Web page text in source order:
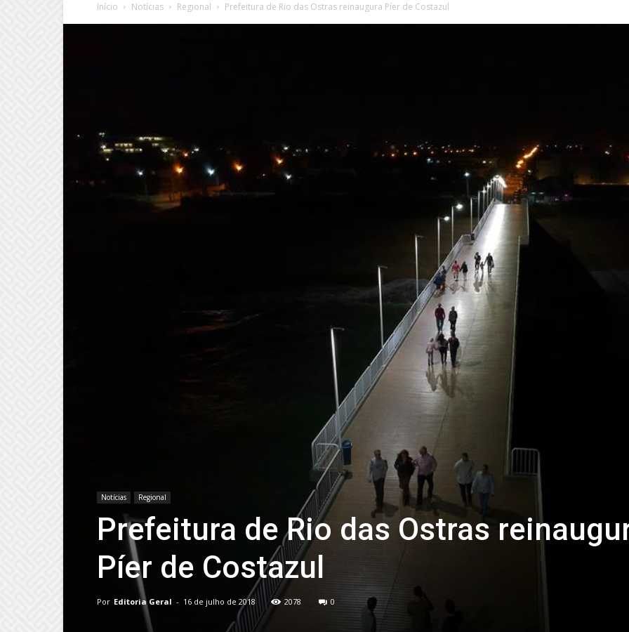
Início Notícias Regional Prefeitura de Rio das Ostras reinaugura Píer de Costazul
Notícias Regional
Prefeitura de Rio das Ostras
Píer de Costazul
Por Editoria Geral - 16 de julho de 2018 2078 0